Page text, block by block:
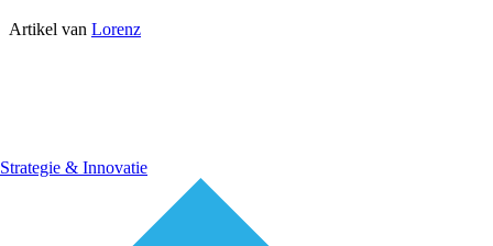
Strategie & Innovatie
Artikel van Lorenz